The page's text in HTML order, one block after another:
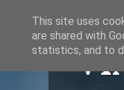
This site uses
are shared with
statistics, and to